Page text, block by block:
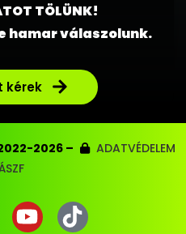
TÖLÜNK!
hamar válaszolunk.
kérek
2022-2026 –
ADATVÉDELEM